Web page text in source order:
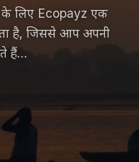
लिए Ecopayz एक
है, जिससे आप अपनी
हैं...